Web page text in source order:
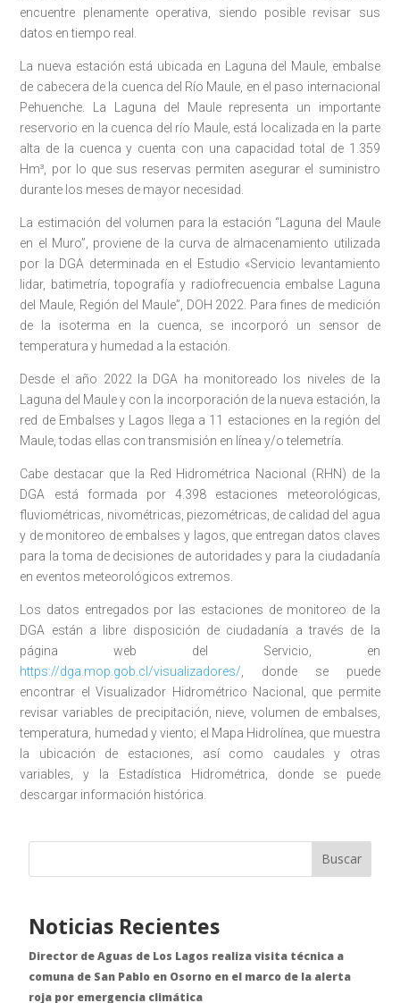
encuentre plenamente operativa, siendo posible revisar sus
datos en tiempo real.
La nueva estación está ubicada en Laguna del Maule, embalse
de cabecera de la cuenca del Río Maule, en el paso internacional
Pehuenche. La Laguna del Maule representa un importante
reservorio en la cuenca del río Maule, está localizada en la parte
alta de la cuenca y cuenta con una capacidad total de 1.359
Hm³, por lo que sus reservas permiten asegurar el suministro
durante los meses de mayor necesidad.
La estimación del volumen para la estación “Laguna del Maule
en el Muro”, proviene de la curva de almacenamiento utilizada
por la DGA determinada en el Estudio «Servicio levantamiento
lidar, batimetría, topografía y radiofrecuencia embalse Laguna
del Maule, Región del Maule”, DOH 2022. Para fines de medición
de la isoterma en la cuenca, se incorporó un sensor de
temperatura y humedad a la estación.
Desde el año 2022 la DGA ha monitoreado los niveles de la
Laguna del Maule y con la incorporación de la nueva estación, la
red de Embalses y Lagos llega a 11 estaciones en la región del
Maule, todas ellas con transmisión en línea y/o telemetría.
Cabe destacar que la Red Hidrométrica Nacional (RHN) de la
DGA está formada por 4.398 estaciones meteorológicas,
fluviométricas, nivométricas, piezométricas, de calidad del agua
y de monitoreo de embalses y lagos, que entregan datos claves
para la toma de decisiones de autoridades y para la ciudadanía
en eventos meteorológicos extremos.
Los datos entregados por las estaciones de monitoreo de la
DGA están a libre disposición de ciudadanía a través de la
página web del Servicio, en
https://dga.mop.gob.cl/visualizadores/ , donde se puede
encontrar el Visualizador Hidrométrico Nacional, que permite
revisar variables de precipitación, nieve, volumen de embalses,
temperatura, humedad y viento; el Mapa Hidrolínea, que muestra
la ubicación de estaciones, así como caudales y otras
variables, y la Estadística Hidrométrica, donde se puede
descargar información histórica.
Buscar
Noticias Recientes
Director de Aguas de Los Lagos realiza visita técnica a
comuna de San Pablo en Osorno en el marco de la alerta
roja por emergencia climática